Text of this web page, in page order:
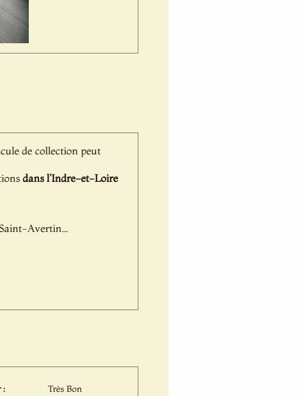
de collection peut
dans l'Indre-et-Loire
Avertin...
:
Très Bon